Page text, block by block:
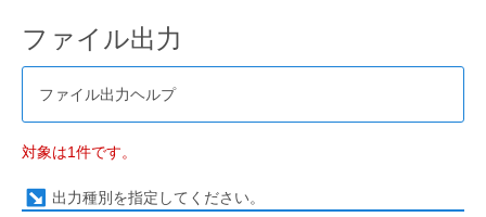
ファイル出力
ファイル出力ヘルプ
対象は1件です。
出力種別を指定してください。